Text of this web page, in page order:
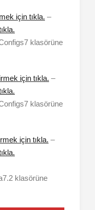
için tıkla. –
klasörüne
için tıkla. –
klasörüne
için tıkla. –
klasörüne